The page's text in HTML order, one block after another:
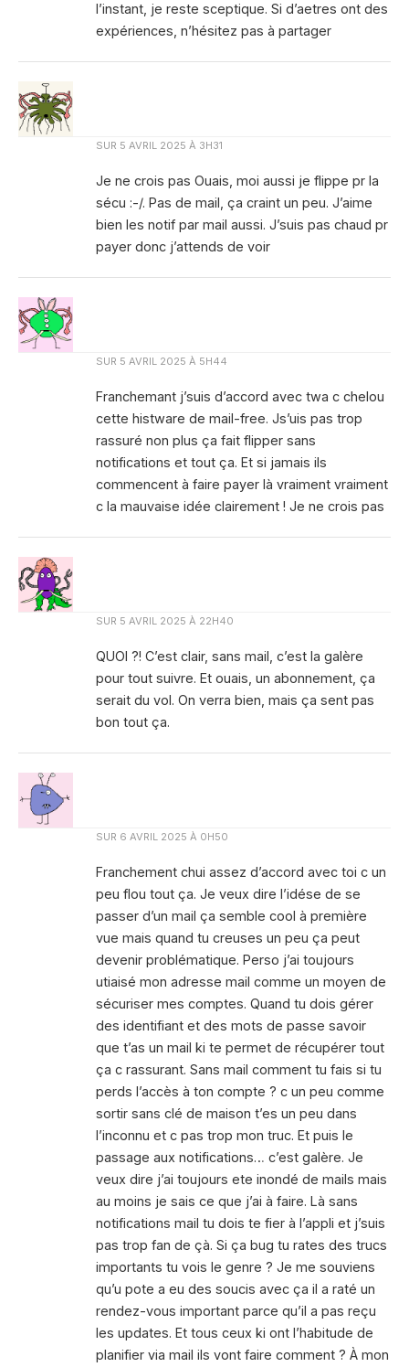
l’instant, je reste sceptique. Si d’aetres ont des
expériences, n’hésitez pas à partager
SUR 5 AVRIL 2025 À 3H31
Je ne crois pas Ouais, moi aussi je flippe pr la
sécu :-/. Pas de mail, ça craint un peu. J’aime
bien les notif par mail aussi. J’suis pas chaud pr
payer donc j’attends de voir
SUR 5 AVRIL 2025 À 5H44
Franchemant j’suis d’accord avec twa c chelou
cette histware de mail-free. Js’uis pas trop
rassuré non plus ça fait flipper sans
notifications et tout ça. Et si jamais ils
commencent à faire payer là vraiment vraiment
c la mauvaise idée clairement ! Je ne crois pas
SUR 5 AVRIL 2025 À 22H40
QUOI ?! C’est clair, sans mail, c’est la galère
pour tout suivre. Et ouais, un abonnement, ça
serait du vol. On verra bien, mais ça sent pas
bon tout ça.
SUR 6 AVRIL 2025 À 0H50
Franchement chui assez d’accord avec toi c un
peu flou tout ça. Je veux dire l’idése de se
passer d’un mail ça semble cool à première
vue mais quand tu creuses un peu ça peut
devenir problématique. Perso j’ai toujours
utiaisé mon adresse mail comme un moyen de
sécuriser mes comptes. Quand tu dois gérer
des identifiant et des mots de passe savoir
que t’as un mail ki te permet de récupérer tout
ça c rassurant. Sans mail comment tu fais si tu
perds l’accès à ton compte ? c un peu comme
sortir sans clé de maison t’es un peu dans
l’inconnu et c pas trop mon truc. Et puis le
passage aux notifications… c’est galère. Je
veux dire j’ai toujours ete inondé de mails mais
au moins je sais ce que j’ai à faire. Là sans
notifications mail tu dois te fier à l’appli et j’suis
pas trop fan de çà. Si ça bug tu rates des trucs
importants tu vois le genre ? Je me souviens
qu’u pote a eu des soucis avec ça il a raté un
rendez-vous important parce qu’il a pas reçu
les updates. Et tous ceux ki ont l’habitude de
planifier via mail ils vont faire comment ? À mon